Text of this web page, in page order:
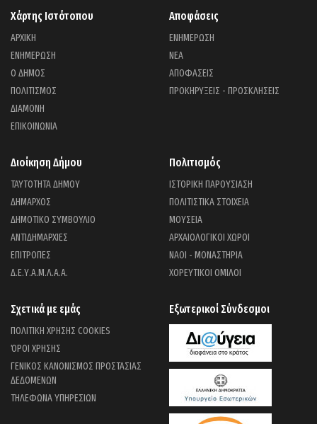
Χάρτης Ιστότοπου
ΑΡΧΙΚΗ
ΕΝΗΜΕΡΩΣΗ
Ο ΔΗΜΟΣ
ΠΟΛΙΤΙΣΜΟΣ
ΔΙΑΜΟΝΗ
ΕΠΙΚΟΙΝΩΝΙΑ
Αποφάσεις
ΕΝΗΜΕΡΩΣΗ
ΝΕΑ
ΑΠΟΦΑΣΕΙΣ
ΠΡΟΚΗΡΥΞΕΙΣ - ΠΡΟΣΚΛΗΣΕΙΣ
Διοίκηση Δήμου
ΤΑΥΤΟΤΗΤΑ ΔΗΜΟΥ
ΔΗΜΑΡΧΟΣ
ΔΗΜΟΤΙΚΟ ΣΥΜΒΟΥΛΙΟ
ΑΝΤΙΔΗΜΑΡΧΙΕΣ
ΕΠΙΤΡΟΠΕΣ
Δ.Ε.Υ.Α.Μ.Λ.Α.Α.
Πολιτισμός
ΙΣΤΟΡΙΚΗ ΠΑΡΟΥΣΙΑΣΗ
ΠΟΛΙΤΙΣΤΙΚΑ ΣΤΟΙΧΕΙΑ
ΜΟΥΣΕΙΑ
ΑΡΧΑΙΟΛΟΓΙΚΟΙ ΧΩΡΟΙ
ΝΑΟΙ - ΜΟΝΑΣΤΗΡΙΑ
ΧΟΡΕΥΤΙΚΟΙ ΟΜΙΛΟΙ
Σχετικά με εμάς
ΠΟΛΙΤΙΚΗ ΧΡΗΣΗΣ COOKIES
ΌΡΟΙ ΧΡΗΣΗΣ
ΓΕΝΙΚΟΣ ΚΑΝΟΝΙΣΜΟΣ ΠΡΟΣΤΑΣΙΑΣ
ΔΕΔΟΜΕΝΩΝ
ΤΗΛΕΦΩΝΑ ΥΠΗΡΕΣΙΩΝ
Εξωτερικοί Σύνδεσμοι